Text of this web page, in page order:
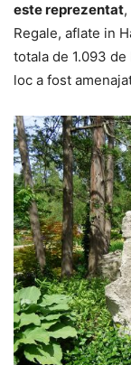
este reprezentat
Regale, aflate in
totala de 1.093
loc a fost